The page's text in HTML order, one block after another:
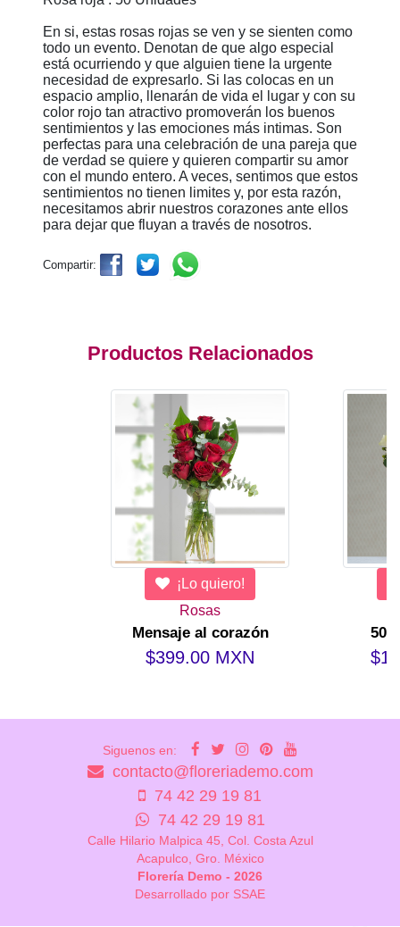
En si, estas rosas rojas se ven y se sienten como
todo un evento. Denotan de que algo especial
está ocurriendo y que alguien tiene la urgente
necesidad de expresarlo. Si las colocas en un
espacio amplio, llenarán de vida el lugar y con su
color rojo tan atractivo promoverán los buenos
sentimientos y las emociones más intimas. Son
perfectas para una celebración de una pareja que
de verdad se quiere y quieren compartir su amor
con el mundo entero. A veces, sentimos que estos
sentimientos no tienen limites y, por esta razón,
necesitamos abrir nuestros corazones ante ellos
para dejar que fluyan a través de nosotros.
Compartir:
Productos Relacionados
¡Lo quiero!
Rosas
Mensaje al corazón
$399.00 MXN
50
Siguenos en:
contacto@floreriademo.com
74 42 29 19 81
74 42 29 19 81
Calle Hilario Malpica 45, Col. Costa Azul
Acapulco, Gro. México
Florería Demo - 2026
Desarrollado por SSAE